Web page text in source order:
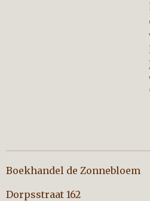
Boekhandel de
Dorpsstraat 162